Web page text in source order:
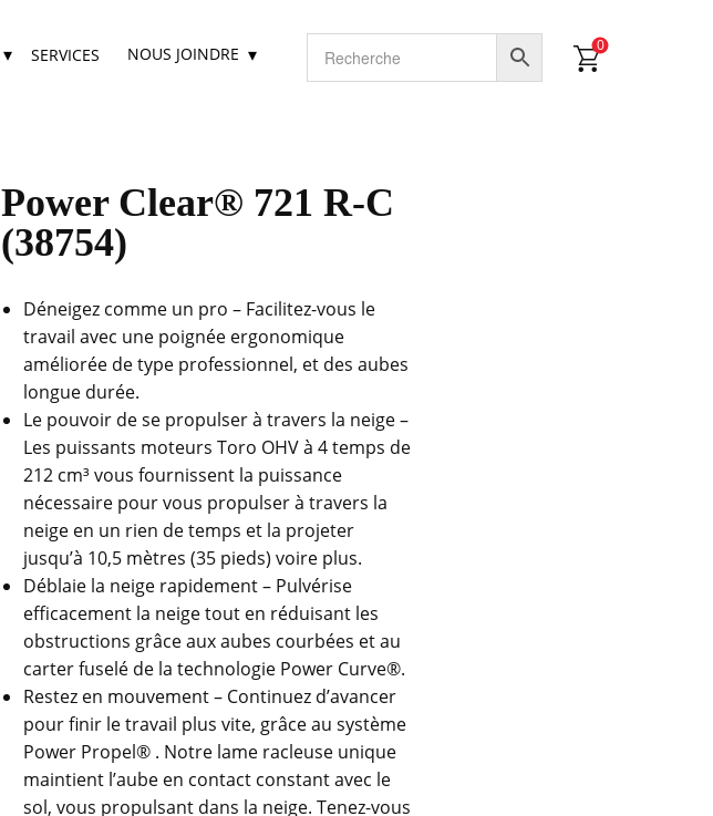
SERVICES NOUS JOINDRE 0
Power Clear® 721 R-C
(38754)
Déneigez comme un pro – Facilitez-vous le
travail avec une poignée ergonomique
améliorée de type professionnel, et des aubes
longue durée.
Le pouvoir de se propulser à travers la neige –
Les puissants moteurs Toro OHV à 4 temps de
212 cm³ vous fournissent la puissance
nécessaire pour vous propulser à travers la
neige en un rien de temps et la projeter
jusqu’à 10,5 mètres (35 pieds) voire plus.
Déblaie la neige rapidement – Pulvérise
efficacement la neige tout en réduisant les
obstructions grâce aux aubes courbées et au
carter fuselé de la technologie Power Curve®.
Restez en mouvement – Continuez d’avancer
pour finir le travail plus vite, grâce au système
Power Propel® . Notre lame racleuse unique
maintient l’aube en contact constant avec le
sol, vous propulsant dans la neige. Tenez-vous